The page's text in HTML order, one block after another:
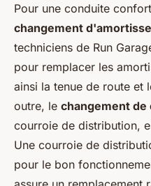
Pour une conduite
changement
techniciens de Run
pour remplacer les
ainsi la tenue de route et
outre, le changement de
courroie de distribution,
Une courroie de
pour le bon